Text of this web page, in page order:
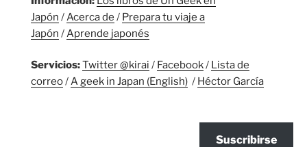
Japón / Acerca de / Prepara tu viaje a
Japón / Aprende japonés
Servicios:Twitter @kirai / Facebook/ Lista de
correo/A geek in Japan (English) / Héctor García
Suscribirse